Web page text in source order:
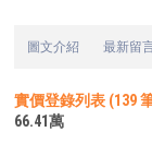
圖文介紹 最新留
實價登錄列表 (139
66.41萬